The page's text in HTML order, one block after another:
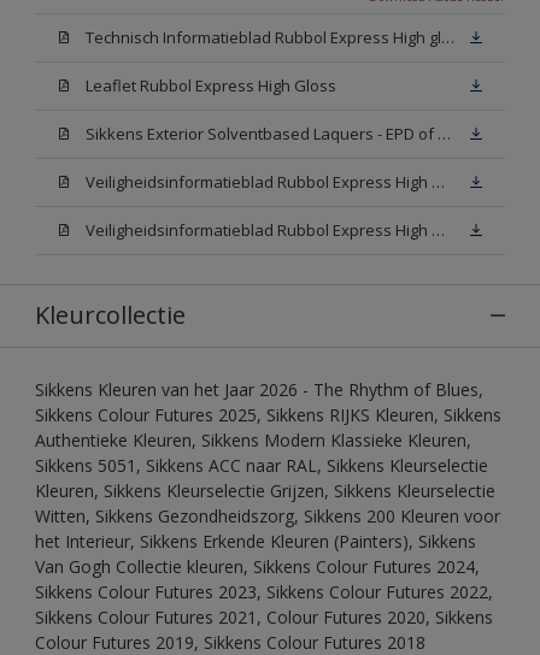
Technisch Informatieblad Rubbol Express High gloss (New Livery) (PDF)
Leaflet Rubbol Express High Gloss
Sikkens Exterior Solventbased Laquers - EPD of Milieuproductverklaring
Veiligheidsinformatieblad Rubbol Express High Gloss W05 (MSDS)
Veiligheidsinformatieblad Rubbol Express High Gloss N00 (MSDS)
Kleurcollectie
Sikkens Kleuren van het Jaar 2026 - The Rhythm of Blues,
Sikkens Colour Futures 2025, Sikkens RIJKS Kleuren, Sikkens
Authentieke Kleuren, Sikkens Modern Klassieke Kleuren,
Sikkens 5051, Sikkens ACC naar RAL, Sikkens Kleurselectie
Kleuren, Sikkens Kleurselectie Grijzen, Sikkens Kleurselectie
Witten, Sikkens Gezondheidszorg, Sikkens 200 Kleuren voor
het Interieur, Sikkens Erkende Kleuren (Painters), Sikkens
Van Gogh Collectie kleuren, Sikkens Colour Futures 2024,
Sikkens Colour Futures 2023, Sikkens Colour Futures 2022,
Sikkens Colour Futures 2021, Colour Futures 2020, Sikkens
Colour Futures 2019, Sikkens Colour Futures 2018